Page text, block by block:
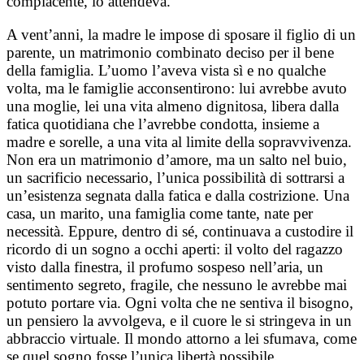
A vent’anni, la madre le impose di sposare il figlio di un
parente, un matrimonio combinato deciso per il bene
della famiglia. L’uomo l’aveva vista sì e no qualche
volta, ma le famiglie acconsentirono: lui avrebbe avuto
una moglie, lei una vita almeno dignitosa, libera dalla
fatica quotidiana che l’avrebbe condotta, insieme a
madre e sorelle, a una vita al limite della sopravvivenza.
Non era un matrimonio d’amore, ma un salto nel buio,
un sacrificio necessario, l’unica possibilità di sottrarsi a
un’esistenza segnata dalla fatica e dalla costrizione. Una
casa, un marito, una famiglia come tante, nate per
necessità. Eppure, dentro di sé, continuava a custodire il
ricordo di un sogno a occhi aperti: il volto del ragazzo
visto dalla finestra, il profumo sospeso nell’aria, un
sentimento segreto, fragile, che nessuno le avrebbe mai
potuto portare via. Ogni volta che ne sentiva il bisogno,
un pensiero la avvolgeva, e il cuore le si stringeva in un
abbraccio virtuale. Il mondo attorno a lei sfumava, come